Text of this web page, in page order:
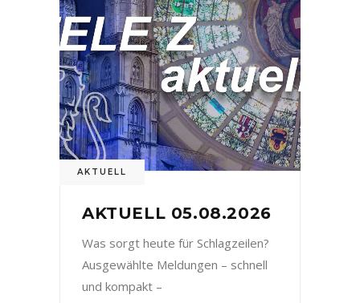
AKTUELL
AKTUELL 05.08.2026
Was sorgt heute für Schlagzeilen?
Ausgewählte Meldungen – schnell
und kompakt –